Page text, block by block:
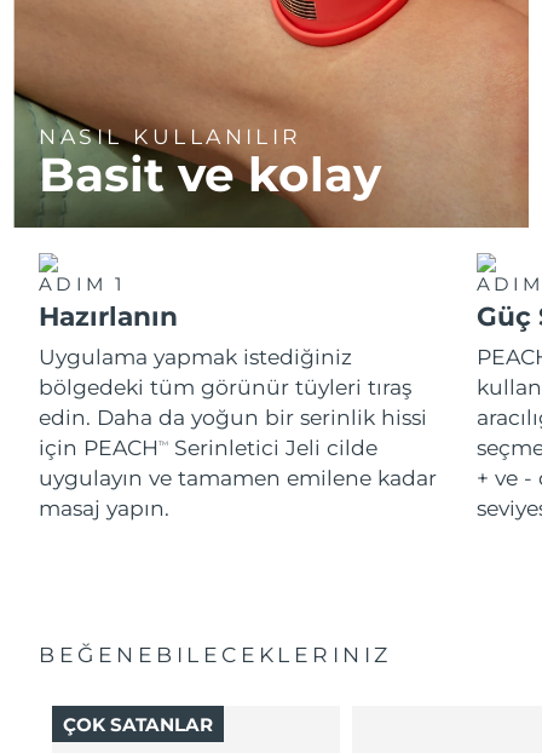
NASIL KULLANILIR
Basit ve kolay
ADIM 1
Hazırlanın
Uygulama yapmak istediğiniz
bölgedeki tüm görünür tüyleri tıraş
edin. Daha da yoğun bir serinlik hissi
için PEACHTM
Serinletici Jeli cilde
uygulayın ve tamamen emilene kadar
masaj yapın.
Güç
+ ve
BEĞENEBILECEKLERINIZ
ÇOK SATANLAR